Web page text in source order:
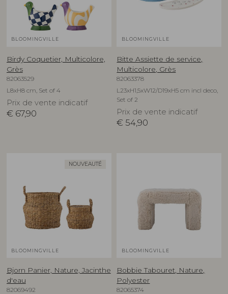
BLOOMINGVILLE
Birdy Coquetier, Multicolore,
Grès
82063529
L8xH8 cm, Set of 4
Prix de vente indicatif
€ 67,90
BLOOMINGVILLE
Bitte Assiette de service,
Multicolore, Grès
82063378
L23xH1,5xW12/D19xH5 cm incl deco,
Set of 2
Prix de vente indicatif
€ 54,90
NOUVEAUTÉ
BLOOMINGVILLE
Bjorn Panier, Nature, Jacinthe
d'eau
82069492
BLOOMINGVILLE
Bobbie Tabouret, Nature,
Polyester
82065374